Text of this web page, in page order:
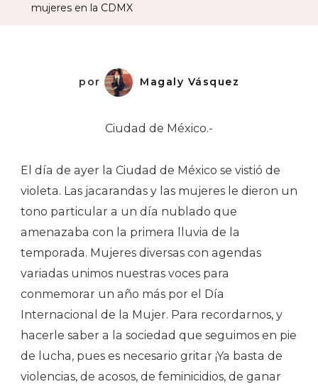
CDMX
mujeres en la CDMX
por Magaly Vásquez
Ciudad de México.-
El día de ayer la Ciudad de México se vistió de
violeta. Las jacarandas y las mujeres le dieron un
tono particular a un día nublado que
amenazaba con la primera lluvia de la
temporada. Mujeres diversas con agendas
variadas unimos nuestras voces para
conmemorar un año más por el Día
Internacional de la Mujer. Para recordarnos, y
hacerle saber a la sociedad que seguimos en pie
de lucha, pues es necesario gritar ¡Ya basta de
violencias, de acosos, de feminicidios, de ganar